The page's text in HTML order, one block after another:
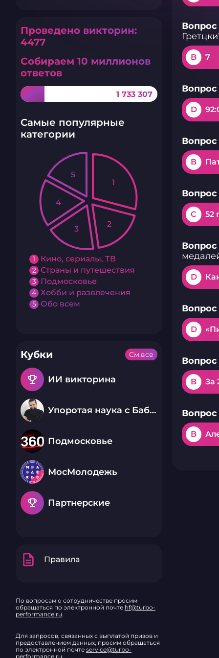
Проведено викторин:
4477
Собираем 10 миллионов
ответов
1 733 307
Самые популярные
категории
1 Кино, сериалы, ТВ
2 Страны и путешествия
3 Подмосковье
4 Хобби и развлечения
5 Обо всем
1
2
3
4
5
Кубки
emoji_events ИИ викторина
Упоротая наука с Бабаем Лютым
Подмосковье
МосМолодежь
emoji_events Партнерские
См.все
description Правила
По вопросам о сотрудничестве просим
обращаться по электронной почте hf@turbo-
performance.ru.
Для запросов, связанных с выплатой призов и
предоставлением данных, просим обращаться
по электронной почте service@turbo-
performance.ru.
Вопрос
B 7
Вопрос
D
Вопрос
B
Вопрос
C 52
Вопрос
D
Вопрос
D
Вопрос
B За
Вопрос
B